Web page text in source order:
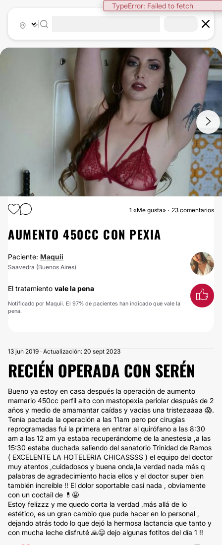
AUMENTO MAMAS
1 «Me gusta» 23 comentarios
AUMENTO 450CC CON PEXIA
Paciente: Maquii
Saavedra (Buenos Aires)
El tratamiento vale la pena
Notificado por Maquii. El 97% de pacientes han indicado que vale la
pena.
13 jun 2019 · Actualización: 20 sept 2023
RECIÉN OPERADA CON SERÉN
Bueno ya estoy en casa después la operación de aumento
mamario 450cc perfil alto con mastopexia periolar después de 2
años y medio de amamantar caídas y vacías una tristezaaaa 😱.
Tenía pactada la operación a las 11am pero por cirugías
reprogramadas fui la primera en entrar al quirófano a las 8:30
am a las 12 am ya estaba recuperándome de la anestesia ,a las
15:30 estaba duchada saliendo del sanatorio Trinidad de Ramos
( EXCELENTE LA HOTELERIA CHICASSSS ) el equipo del doctor
muy atentos ,cuidadosos y buena onda,la verdad nada más q
palabras de agradecimiento hacia ellos y el doctor super bien
también increíble !! El dolor soportable casi nada , obviamente
con un coctail de 💊😬
Estoy felizzz y me quedo corta la verdad ,más allá de lo
estético, es un gran cambio que pude hacer en lo personal ,
dejando atrás todo lo que dejó la hermosa lactancia que tanto y
con mucha leche disfruté 🙏😄 dejo algunas fotitos del día 1 !!